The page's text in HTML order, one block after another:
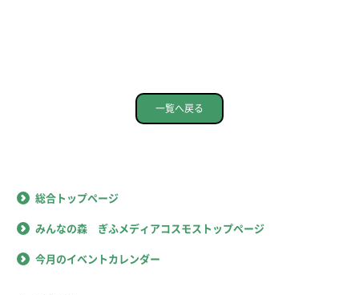
一覧へ戻る
総合トップページ
みんなの森 ぎふメディアコスモストップページ
今月のイベントカレンダー